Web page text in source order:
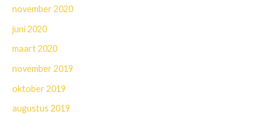
november 2020
juni 2020
maart 2020
november 2019
oktober 2019
augustus 2019